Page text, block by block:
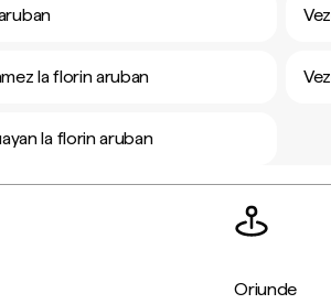
la florin aruban
la florin aruban
Oriunde